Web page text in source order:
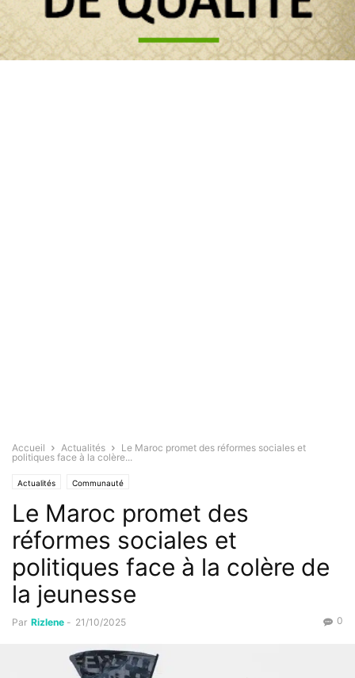
Accueil Actualités
Le Maroc promet des réformes sociales et
politiques face à la colère...
Actualités Communauté
Le Maroc promet des
réformes sociales et
politiques face à la colère de
la jeunesse
Par Rizlene - 21/10/2025 0